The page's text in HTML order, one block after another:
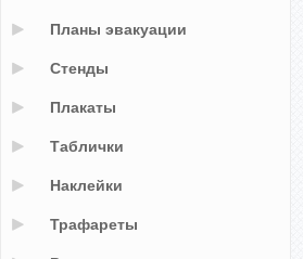
Планы эвакуации
Стенды
Плакаты
Таблички
Наклейки
Трафареты